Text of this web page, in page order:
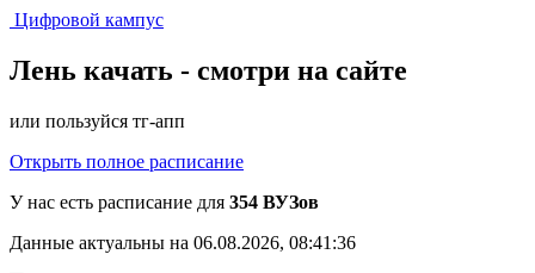
Цифровой кампус
Лень качать - смотри на сайте
или пользуйся тг-апп
Открыть полное расписание
У нас есть расписание для 354 ВУЗов
Данные актуальны на 06.08.2026, 08:41:36